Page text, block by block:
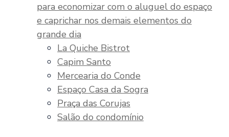
para economizar com o aluguel do espaço
e caprichar nos demais elementos do
grande dia
La Quiche Bistrot
Capim Santo
Mercearia do Conde
Espaço Casa da Sogra
Praça das Corujas
Salão do condomínio